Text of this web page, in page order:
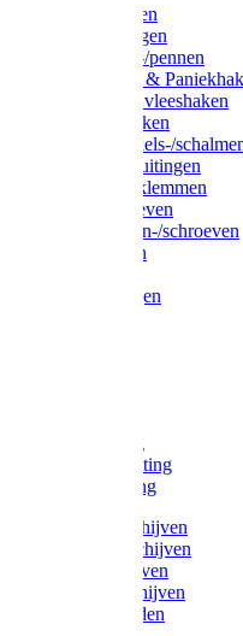
Sleutelringen
Gelaste ringen
Borgveren-/pennen
Musketons &
S-haken & vleeshaken
Karabijnhaken
Noodschakels-/
Harp-/D-sluitingen
Staaldraadklemmen
Spanschroeven
Ringmoeren-/schroeven
Puntkousen
Aanlegringen
Voetketting
Scheepsketting
Victorketting
Afbraamschijven
Doorslijpschijven
Lamelschijven
Diamantschijven
Laselektroden